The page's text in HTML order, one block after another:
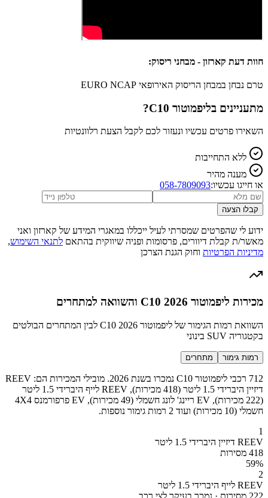
חוות דעת קארזון - מבחני ריסוק:
טרם נבחן במבחן הריסוק האירופאי EURO NCAP
מתעניינים בליפמוטור C10 ?
השאירו פרטים עכשיו ונעזור לכם לקבל הצעת רלוונטיות
ללא התחייבות
מענה מהיר
או חייגו עכשיו:058-7809093
קבלו הצעה
ידוע לי שהפרטים שמסרתי לעיל ייכללו במאגרי המידע של קארזון ואני
מאשר/ת קבלת דיוורים, פרסומות ופניה שיווקית בהתאם לתנאי השימוש,
מדיניות הפרטיות וחוק הגנת הצרכן
מכירות ליפמוטור C10 2026 והשוואה למתחרים
השוואת רמות הגימור של ליפמוטור C10 2026 לבין המתחרים הבולטים
בקטגוריה SUV בינוני
רמות גימור מתחרים
712 רכבי ליפמוטור C10 נמכרו בשנת 2026. מובילי המכירות הם: REEV
דיזיין היברידי 1.5 ליטר (418 מכירות), REEV לייף היברידי 1.5 ליטר
(222 מכירות), EV ריינג' לונג חשמלי (49 מכירות), EV פרפורמנס 4X4
חשמלי (10 מכירות) ועוד 2 רמות גימור נוספות.
1
REEV דיזיין היברידי 1.5 ליטר
418 מסירות
59%
2
REEV לייף היברידי 1.5 ליטר
222 מסירות · נמכר בעיקר לצי רכב